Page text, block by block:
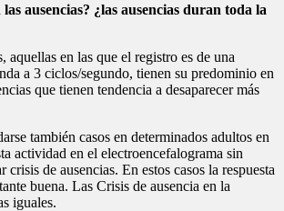
ausencias? ¿las ausencias duran toda la
aquellas en las que el registro es de una
a 3 ciclos/segundo, tienen su predominio en
que tienen tendencia a desaparecer más
también casos en determinados adultos en
actividad en el electroencefalograma sin
crisis de ausencias. En estos casos la respuesta
buena. Las Crisis de ausencia en la
iguales.